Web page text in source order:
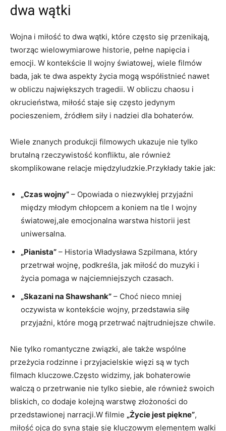
dwa wątki
Wojna i miłość to dwa wątki, które często się przenikają,
tworząc wielowymiarowe historie, pełne napięcia i
emocji. W kontekście II wojny światowej, wiele filmów
bada, jak te dwa aspekty życia mogą współistnieć nawet
w obliczu największych tragedii. W obliczu chaosu i
okrucieństwa, miłość staje się często jedynym
pocieszeniem, źródłem siły i nadziei dla bohaterów.
Wiele znanych produkcji filmowych ukazuje nie tylko
brutalną rzeczywistość konfliktu, ale również
skomplikowane relacje międzyludzkie.Przykłady takie jak:
„Czas wojny” – Opowiada o niezwykłej przyjaźni
między młodym chłopcem a koniem na tle I wojny
światowej,ale emocjonalna warstwa historii jest
uniwersalna.
„Pianista” – Historia Władysława Szpilmana, który
przetrwał wojnę, podkreśla, jak miłość do muzyki i
życia pomaga w najciemniejszych czasach.
„Skazani na Shawshank” – Choć nieco mniej
oczywista w kontekście wojny, przedstawia siłę
przyjaźni, które mogą przetrwać najtrudniejsze chwile.
Nie tylko romantyczne związki, ale także wspólne
przeżycia rodzinne i przyjacielskie więzi są w tych
filmach kluczowe.Często widzimy, jak bohaterowie
walczą o przetrwanie nie tylko siebie, ale również swoich
bliskich, co dodaje kolejną warstwę złożoności do
przedstawionej narracji.W filmie „Życie jest piękne”,
miłość ojca do syna staje się kluczowym elementem walki